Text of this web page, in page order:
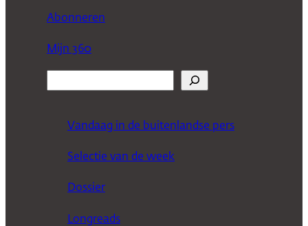
Abonneren
Mijn 360
Vandaag in de buitenlandse pers
Selectie van de week
Dossier
Longreads